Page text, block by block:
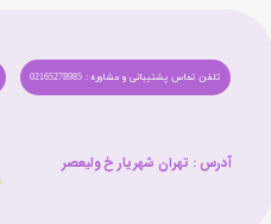
تلفن تماس پشتیبانی و مشاوره : 02165278985
آدرس : تهران شهریار خ ولیعصر​​​​​​​